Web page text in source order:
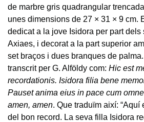
de marbre gris quadrangular
unes dimensions de 27 × 31 × 9 cm.
dedicat a la jove Isidora per part dels
Axiaes, i decorat a la part superior
set braços i dues branques de
transcrit per G. Alföldy com: Hic est
recordationis. Isidora filia bene
Pauset anima eius in pace cum
amen, amen. Que traduïm així: “Aquí
del bon record. La seva filla Isidora